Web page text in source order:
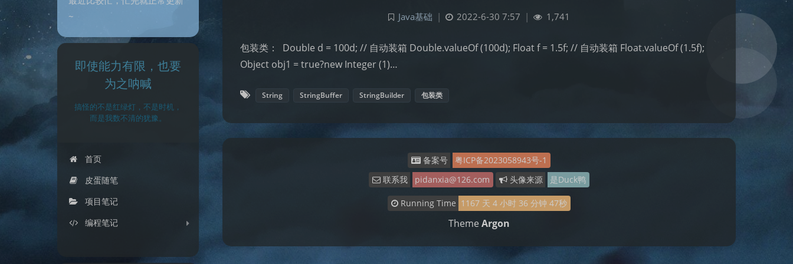
夜间模式
~
即使能力有限，也要
为之呐喊
搞怪的不是红绿灯，不是时机，
而是我数不清的犹豫。
首页
皮蛋随笔
项目笔记
编程笔记
Java基础 | 2022-6-30 7:57 | 1,741
包装类： ​ Double d = 100d; // 自动装箱 Double.valueOf (100d); Float f = 1.5f; // 自动装箱 Float.valueOf (1.5f);
Object obj1 = true?new Integer (1)…
String StringBuffer StringBuilder 包装类
备案号
粤ICP备2023058943号-1
联系我
pidanxia@126.com 头像来源 是Duck鸭
Running Time 1167 天 4 小时 36 分钟 49秒
Theme Argon